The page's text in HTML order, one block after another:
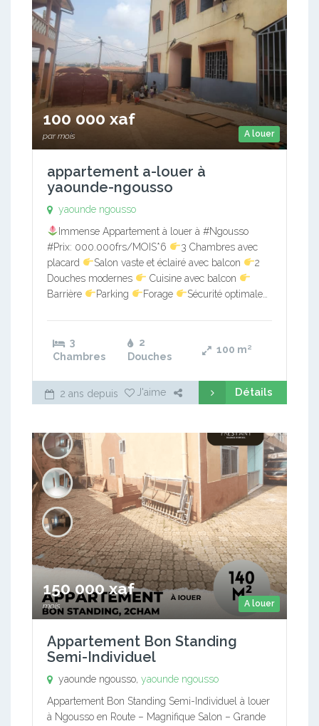
A louer
100 000 xaf
par mois
appartement a-louer à
yaounde-ngousso
yaounde ngousso
Immense Appartement à louer à #Ngousso
#Prix: 000.000frs/MOIS*6
3 Chambres avec
placard
Salon vaste et éclairé avec balcon
2
Douches modernes
Cuisine avec balcon
Barrière
Parking Forage Sécurité optimale…
3
Chambres
2
Douches
100 m²
2 ans depuis J'aime Détails
A louer
150 000 xaf
mois
Appartement Bon Standing
Semi-Individuel
yaounde ngousso, yaounde ngousso
Appartement Bon Standing Semi-Individuel à louer
à Ngousso en Route – Magnifique Salon – Grande